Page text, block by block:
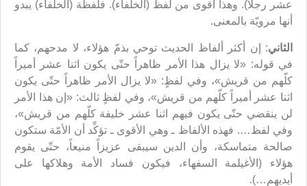
عشر رجلاً). وهذا أقوى من لفظ (الخلفاء). فلفظة (الخلفاء) يبدو
أنها مرويّة بالمعنى.
الثاني: إن أكثر ألفاظ الحديث توحي بذمّ هؤلاء، لا مدحهم، كما
في قوله: «لا يزال هذا الأمر ظاهراً حتّى يكون اثنا عشر أميراً
كلّهم من قريش»، وفي لفظٍ: «لا يزال الأمر ظاهراً حتّى يكون
اثنا عشر أميراً كلّهم من قريش»، وفي لفظٍ ثالث: «إن هذا الأمر
لن ينقضي حتّى يكون فيهم اثنا عشر خليفة كلّهم من قريش»،
وفي لفظ…. فهذه الألفاظ ـ وهي الأقوى ـ تؤكِّد أن الأمّة ستكون
صالحة متماسكة، وأن الدين سيبقى عزيزاً منيعاً، حتّى يقوم
هؤلاء (الأغيلمة السفهاء، فيكون فساد الأمة وهلاكها على
أيديهم…).